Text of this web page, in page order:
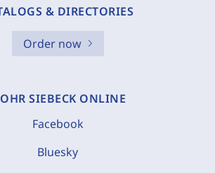
& DIRECTORIES
Order now
SIEBECK ONLINE
Facebook
Bluesky